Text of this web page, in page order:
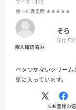
使った満足度:★★★★★
そら
年代:50
ベタつかないクリーム
気に入っています。
※お客様の嬉